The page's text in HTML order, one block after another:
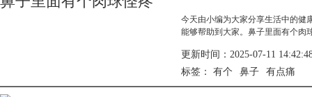
今天由小编为大家分享生活中的健
能够帮助到大家。鼻子里面有个肉
据具体...
更新时间：2025-07-11
标签： 有个 鼻子 有点痛